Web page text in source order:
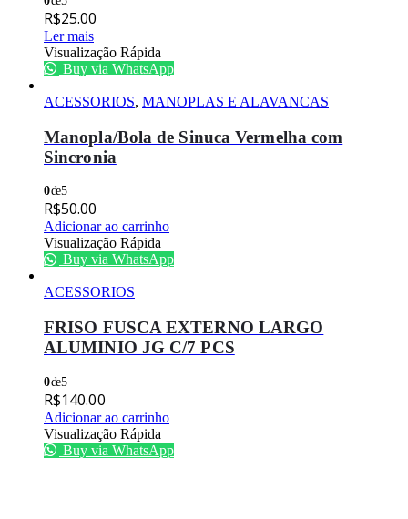
R$25.00
Ler mais
Visualização Rápida
Buy via WhatsApp
ACESSORIOS, MANOPLAS E ALAVANCAS
Manopla/Bola de Sinuca Vermelha com
Sincronia
0de 5
R$50.00
Adicionar ao carrinho
Visualização Rápida
Buy via WhatsApp
ACESSORIOS
FRISO FUSCA EXTERNO LARGO
ALUMINIO JG C/7 PCS
0de 5
R$140.00
Adicionar ao carrinho
Visualização Rápida
Buy via WhatsApp